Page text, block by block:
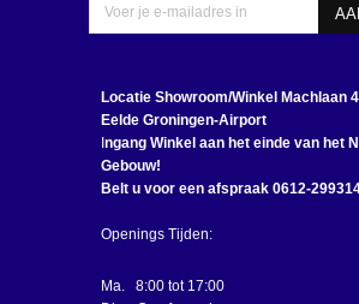
Locatie Showroom/Winkel Machlaan
Eelde Groningen-Airport
ngang Winkel aan het einde van het
Gebouw!
Belt u voor een afspraak 0612-
Openings Tijden:
Ma. 8:00 tot 17:00